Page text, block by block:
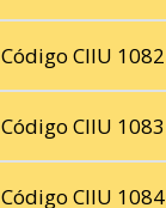
Código CIIU 1082
Código CIIU 1083
Código CIIU 1084